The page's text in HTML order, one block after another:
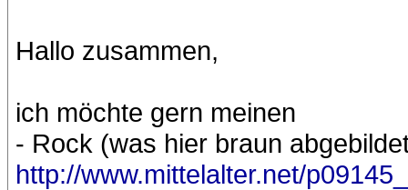
Hallo zusammen,
ich möchte gern meinen
- Rock (was hier braun
http://www.mittelalter.net/